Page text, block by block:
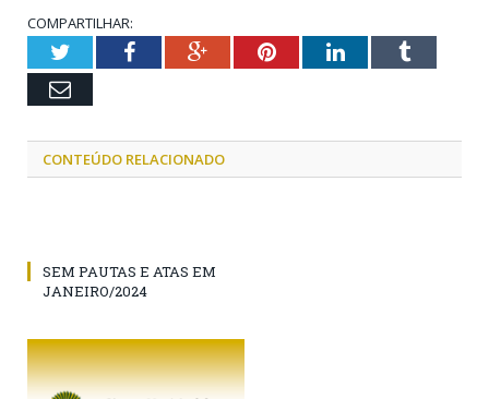
COMPARTILHAR:
TwitterFacebookGoogle+PinterestLinkedInTumblr
Email
CONTEÚDO RELACIONADO
SEM PAUTAS E ATAS EM
JANEIRO/2024